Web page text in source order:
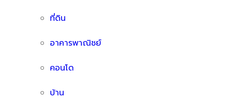
ที่ดิน
อาคารพาณิชย์
คอนโด
บ้าน